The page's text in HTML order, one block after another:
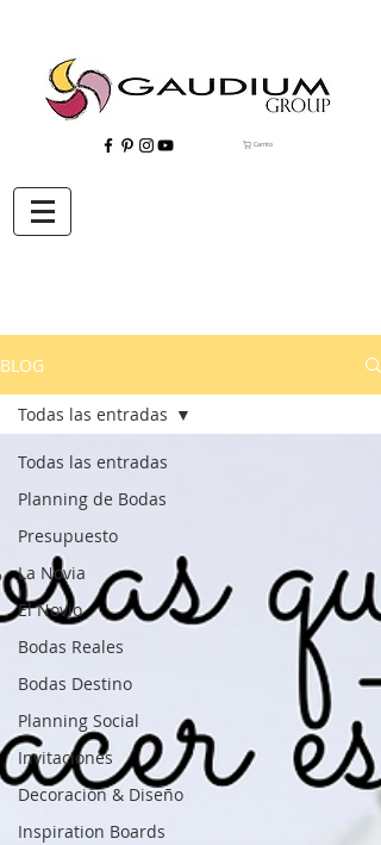
Carrito
"Gaudium, Eventos Corporativos, Wedding Planner, Eventos, Quito"
BLOG
Todas las entradas
Planning de Bodas
Presupuesto
La Novia
El Novio
Bodas Reales
Bodas Destino
Planning Social
Invitaciones
Decoración & Diseño
Inspiration Boards
Todas las entradas